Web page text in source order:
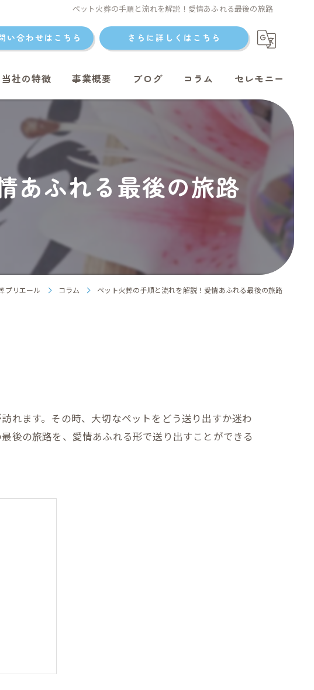
ペット火葬の手順と流れを解説！愛情あふれる最後の旅路
い合わせはこちら さらに詳しくはこちら
当社の特徴
君津のペット火葬
富津のペット火葬
袖ケ浦のペット火葬
事業概要 ブログ コラム セレモニー
あふれる最後の旅路
プリエール コラム ペット火葬の手順と流れを解説！愛情あふれる最後の旅路
れます。その時、大切なペットをどう送り出すか迷わ
後の旅路を、愛情あふれる形で送り出すことができる